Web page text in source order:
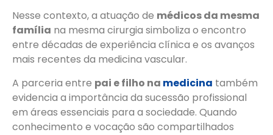
Nesse contexto, a atuação de médicos da mesma
família na mesma cirurgia simboliza o encontro
entre décadas de experiência clínica e os avanços
mais recentes da medicina vascular.
A parceria entre pai e filho na medicina também
evidencia a importância da sucessão profissional
em áreas essenciais para a sociedade. Quando
conhecimento e vocação são compartilhados